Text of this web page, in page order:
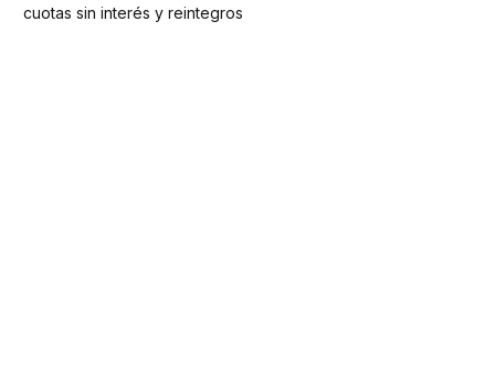
cuotas sin interés y reintegros